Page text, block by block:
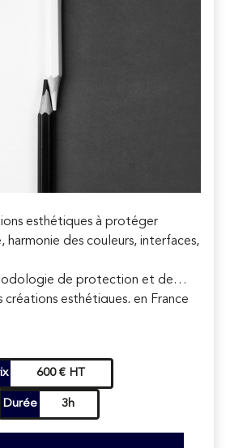
esthétiques à protéger
harmonie des couleurs, interfaces,
de protection et de
créations esthétiques, en France
vente et de compétitivité.
600 € HT
Durée 3h